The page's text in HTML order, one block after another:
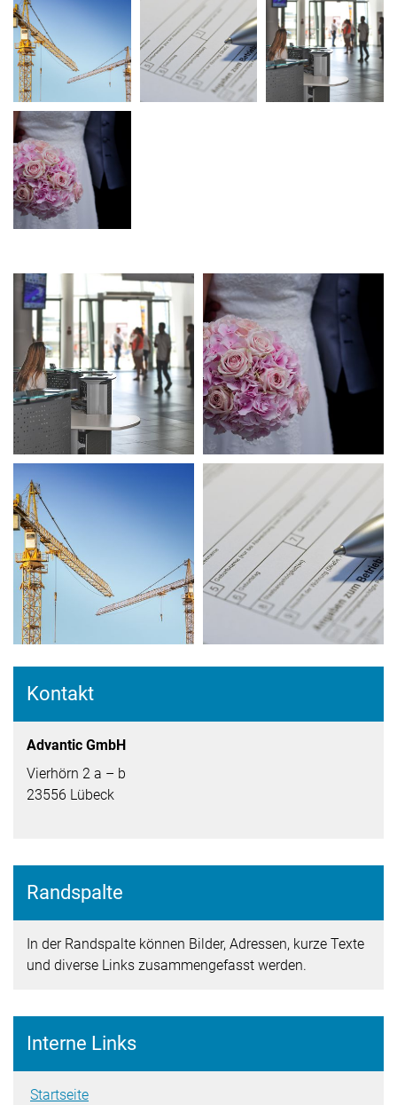
Kontakt
Advantic GmbH
Vierhörn 2 a – b
23556 Lübeck
Randspalte
In der Randspalte können Bilder, Adressen, kurze Texte
und diverse Links zusammengefasst werden.
Interne Links
Startseite